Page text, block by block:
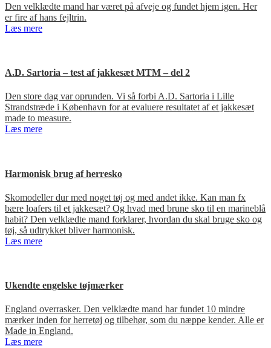
Den velklædte mand har været på afveje og fundet hjem igen. Her
er fire af hans fejltrin.
Læs mere
A.D. Sartoria – test af jakkesæt MTM – del 2
Den store dag var oprunden. Vi så forbi A.D. Sartoria i Lille
Strandstræde i København for at evaluere resultatet af et jakkesæt
made to measure.
Læs mere
Harmonisk brug af herresko
Skomodeller dur med noget tøj og med andet ikke. Kan man fx
bære loafers til et jakkesæt? Og hvad med brune sko til en marineblå
habit? Den velklædte mand forklarer, hvordan du skal bruge sko og
tøj, så udtrykket bliver harmonisk.
Læs mere
Ukendte engelske tøjmærker
England overrasker. Den velklædte mand har fundet 10 mindre
mærker inden for herretøj og tilbehør, som du næppe kender. Alle er
Made in England.
Læs mere